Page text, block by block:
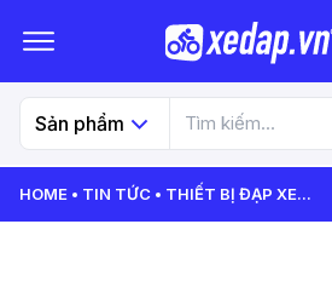
Sản phẩm
HOME TIN TỨC THIẾT BỊ ĐẠP XE...